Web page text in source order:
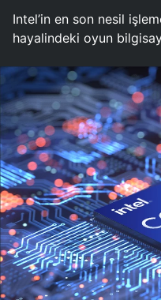
Intel’in en son nesil
hayalindeki oyun